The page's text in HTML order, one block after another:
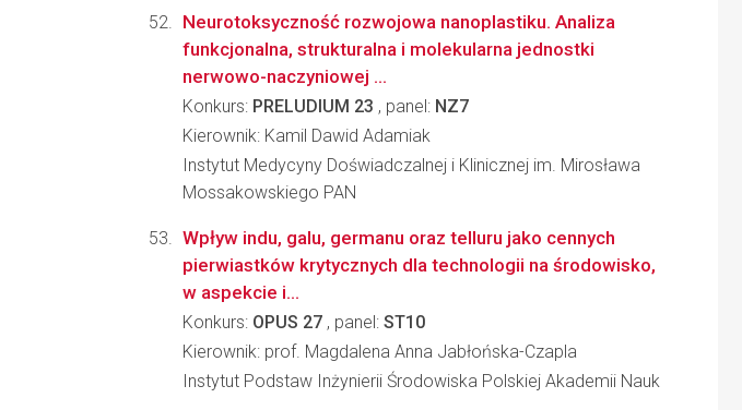
Neurotoksyczność rozwojowa nanoplastiku. Analiza
funkcjonalna, strukturalna i molekularna jednostki
nerwowo-naczyniowej ...
Konkurs: PRELUDIUM 23 , panel: NZ7
Kierownik: Kamil Dawid Adamiak
Instytut Medycyny Doświadczalnej i Klinicznej im. Mirosława
Mossakowskiego PAN
Wpływ indu, galu, germanu oraz telluru jako cennych
pierwiastków krytycznych dla technologii na środowisko,
w aspekcie i...
Konkurs: OPUS 27 , panel: ST10
Kierownik: prof. Magdalena Anna Jabłońska-Czapla
Instytut Podstaw Inżynierii Środowiska Polskiej Akademii Nauk